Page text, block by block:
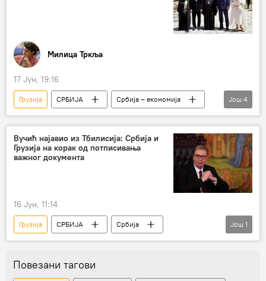
Милица Тркља
17 Јун, 19:16
Грузија СРБИЈА
Србија – економија
слободна трговина
извоз
увоз
Бојан Станић
Још 4
Вучић најавио из Тбилисија: Србија и
Грузија на корак од потписивања
важног документа
16 Јун, 11:14
Грузија СРБИЈА
Србија
Србија – економија
Још 1
Повезани тагови